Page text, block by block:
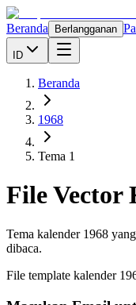
Beranda Berlangganan
ID
Beranda
1968
Tema 1
File Vector
Tema kalender 1968
dibaca.
File template kalender